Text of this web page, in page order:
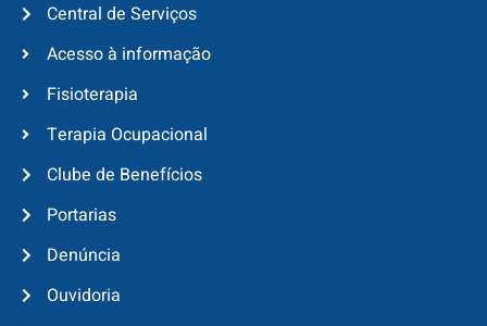
Central de Serviços
Acesso à informação
Fisioterapia
Terapia Ocupacional
Clube de Benefícios
Portarias
Denúncia
Ouvidoria